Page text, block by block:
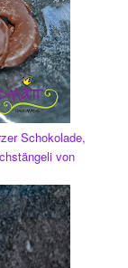
Schokolade,
von